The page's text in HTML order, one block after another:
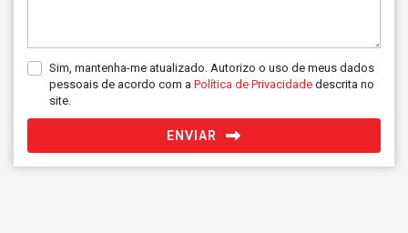
Sim, mantenha-me atualizado. Autorizo o uso de meus dados
pessoais de acordo com a Política de Privacidade descrita no
site.
ENVIAR